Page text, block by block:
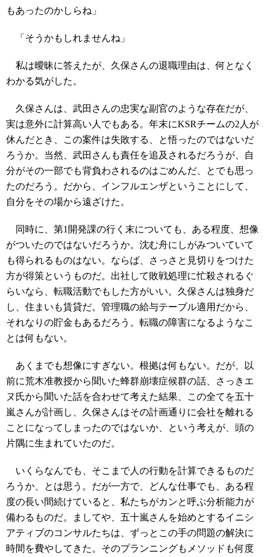
もあったのかしらね」
「そうかもしれませんね」
私は曖昧に答えたが、久保さんの退職理由は、何となく
わかる気がした。
久保さんは、武田さんの忠実な副官のような存在だが、
実は意外に計算高い人でもある。年末にKSRチームの2人が
休んだとき、この案件は失敗する、と悟ったのではないだ
ろうか。当然、武田さんも責任を追及されるだろうが、自
分がその一部でも背負わされるのはごめんだ、とでも思っ
たのだろう。だから、インフルエンザということにして、
自分をその場から遠ざけた。
同時に、第1開発課の行く末についても、ある程度、想像
がついたのではないだろうか。沈む舟にしがみついていて
も得られるものはない。ならば、さっさと見切りをつけた
方が得策というものだ。出社して敗戦処理に忙殺されるぐ
らいなら、転職活動でもした方がいい。久保さんは独身だ
し、住まいも賃貸だ。管理職の給与テーブル適用だから、
それなりの貯金もあるだろう。転職の障害になるようなこ
とは何もない。
あくまでも想像にすぎない。根拠は何もない。だが、以
前に荒木准教授から聞いた蜂群崩壊症候群の話、さっきエ
ヌ氏から聞いた話を合わせて考えた結果、この全てを五十
嵐さんが計画し、久保さんはその計画通りに会社を離れる
ことになってしまったのではないか、という考えが、頭の
片隅に生まれていたのだ。
いくらなんでも、そこまで人の行動を計算できるものだ
ろうか、とは思う。だが一方で、どんな仕事でも、ある程
度の長い間続けていると、私たちがカンと呼ぶ分析能力が
備わるものだ。ましてや、五十嵐さんを始めとするイニシ
アティブのコンサルたちは、ずっとこの手の問題の解決に
時間を費やしてきた。そのプランニングもメソッドも何度